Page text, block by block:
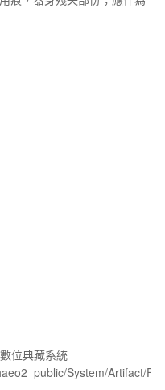
位典藏系統
System/Artifact/